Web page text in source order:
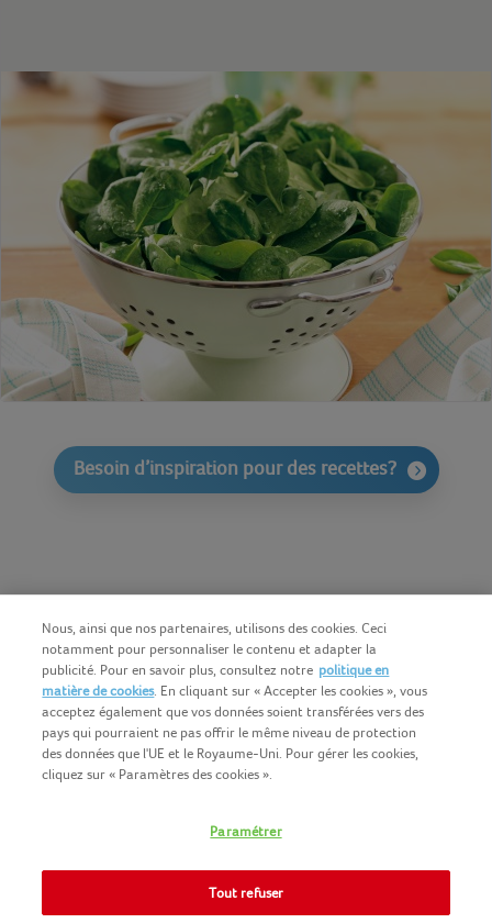
Besoin d’inspiration pour des recettes?
COPYRIGHT IGLO 2025
CONTACTEZ NOUS
COOKIE-POLICY
NOMAD FOODS
Nous, ainsi que nos partenaires, utilisons des cookies. Ceci
notamment pour personnaliser le contenu et adapter la
publicité. Pour en savoir plus, consultez notre politique en
matière de cookies. En cliquant sur « Accepter les cookies », vous
acceptez également que vos données soient transférées vers des
pays qui pourraient ne pas offrir le même niveau de protection
des données que l'UE et le Royaume-Uni. Pour gérer les cookies,
cliquez sur « Paramètres des cookies ».
Paramétrer
Tout refuser